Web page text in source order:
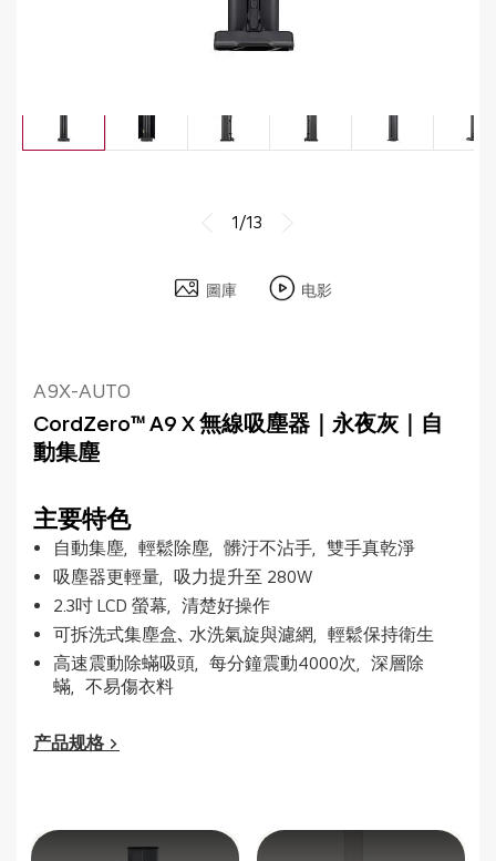
1/13
圖庫 电影
A9X-AUTO
CordZero™ A9 X 無線吸塵器｜永夜灰｜自
動集塵
主要特色
自動集塵，輕鬆除塵，髒汙不沾手，雙手真乾淨
吸塵器更輕量，吸力提升至 280W
2.3吋 LCD 螢幕，清楚好操作
可拆洗式集塵盒、水洗氣旋與濾網，輕鬆保持衛生
高速震動除蟎吸頭，每分鐘震動4000次，深層除
蟎，不易傷衣料
产品规格 >